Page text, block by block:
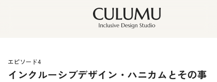
インクルーシブデザイン・ハニカムとその事
エピソード4